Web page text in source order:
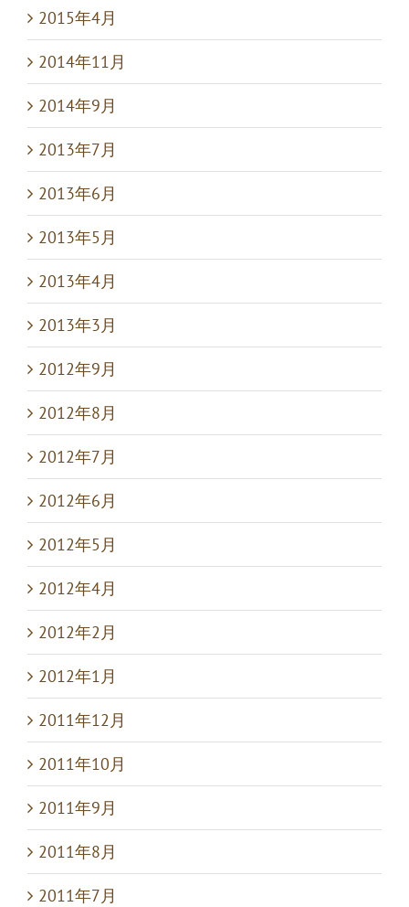
2015年4月
2014年11月
2014年9月
2013年7月
2013年6月
2013年5月
2013年4月
2013年3月
2012年9月
2012年8月
2012年7月
2012年6月
2012年5月
2012年4月
2012年2月
2012年1月
2011年12月
2011年10月
2011年9月
2011年8月
2011年7月